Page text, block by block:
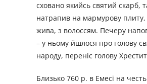
сховано якийсь святий скарб,
натрапив на мармурову плиту,
жива, з волоссям. Печеру
– у ньому йшлося про голову
народу, переніс голову
Близько 760 р. в Емесі на